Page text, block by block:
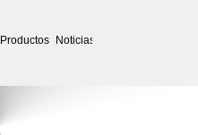
Productos Noticias